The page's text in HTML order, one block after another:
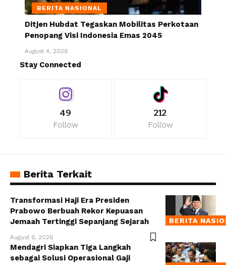
BERITA NASIONAL
Ditjen Hubdat Tegaskan Mobilitas Perkotaan
Penopang Visi Indonesia Emas 2045
August 4, 2026
Stay Connected
49
Follow
212
Follow
Berita Terkait
BERITA
Transformasi Haji Era Presiden
Prabowo Berbuah Rekor Kepuasan
Jemaah Tertinggi Sepanjang Sejarah
August 6, 2026
Mendagri Siapkan Tiga Langkah
sebagai Solusi Operasional Gaji